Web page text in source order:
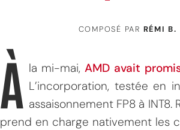
COMPOSÉ PAR RÉMI B.
À la mi-mai, AMD avait
L’incorporation, testée en
assaisonnement FP8 à
prend en charge nativement les